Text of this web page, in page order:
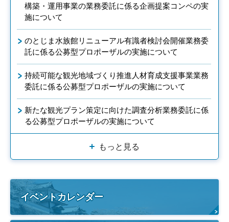
構築・運用事業の業務委託に係る企画提案コンペの実
施について
のとじま水族館リニューアル有識者検討会開催業務委
託に係る公募型プロポーザルの実施について
持続可能な観光地域づくり推進人材育成支援事業業務
委託に係る公募型プロポーザルの実施について
新たな観光プラン策定に向けた調査分析業務委託に係
る公募型プロポーザルの実施について
もっと見る
イベントカレンダー